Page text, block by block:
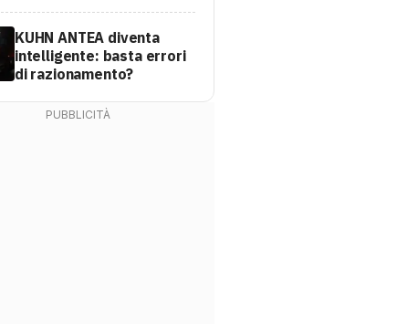
KUHN ANTEA diventa
intelligente: basta errori
di razionamento?